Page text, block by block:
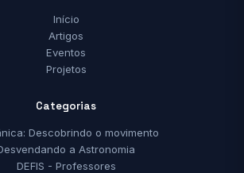
Início
Artigos
Eventos
Projetos
Categorias
Descobrindo o movimento
a Astronomia
DEFIS - Professores